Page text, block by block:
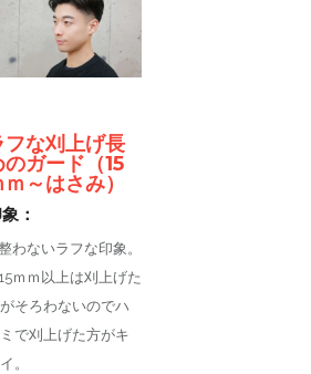
フな刈上げ長
のガード（15
ｍ～はさみ）
：
わないラフな印象。
ｍｍ以上は刈上げた
そろわないのでハ
で刈上げた方がキ
。